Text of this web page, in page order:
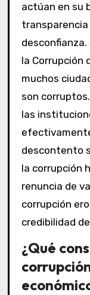
actúan en su
desconfianza.
la Corrupción
muchos
son
las
descontento
la corrupción
renuncia de
corrupción
credibilidad
¿Qué